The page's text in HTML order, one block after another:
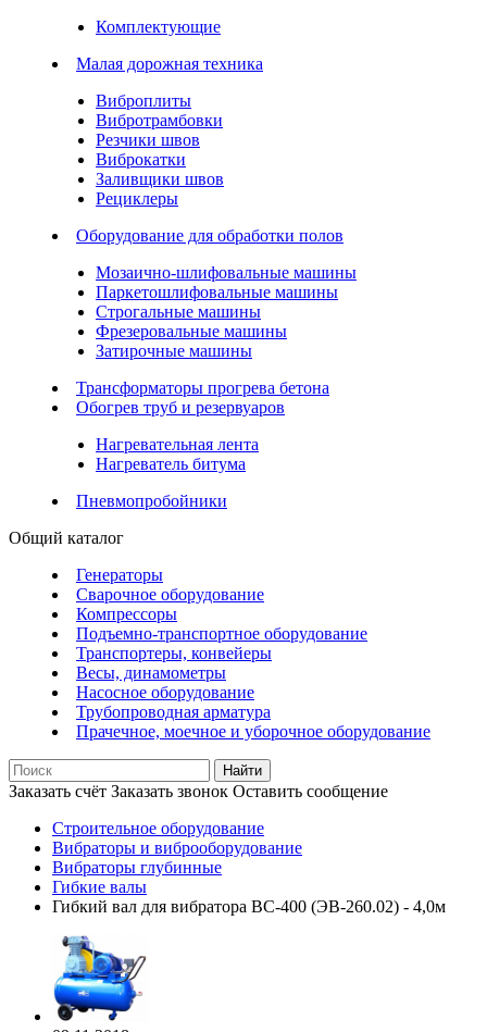
Комплектующие
Малая дорожная техника
Виброплиты
Вибротрамбовки
Резчики швов
Виброкатки
Заливщики швов
Рециклеры
Оборудование для обработки полов
Мозаично-шлифовальные машины
Паркетошлифовальные машины
Строгальные машины
Фрезеровальные машины
Затирочные машины
Трансформаторы прогрева бетона
Обогрев труб и резервуаров
Нагревательная лента
Нагреватель битума
Пневмопробойники
Общий каталог
Генераторы
Сварочное оборудование
Компрессоры
Подъемно-транспортное оборудование
Транспортеры, конвейеры
Весы, динамометры
Насосное оборудование
Трубопроводная арматура
Прачечное, моечное и уборочное оборудование
Найти
Заказать счёт Заказать звонок Оставить сообщение
Строительное оборудование
Вибраторы и виброоборудование
Вибраторы глубинные
Гибкие валы
Гибкий вал для вибратора ВС-400 (ЭВ-260.02) - 4,0м